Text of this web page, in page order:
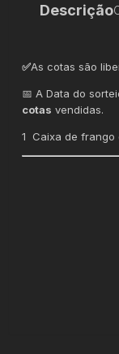
Descrição
✅As cotas são
📅 A Data do
cotas vendidas.
1 Caixa de frango